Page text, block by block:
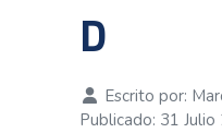
D
Escrito por:
Publicado: 31 Julio